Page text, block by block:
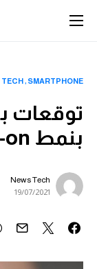
SMARTPHONE
TECH
بنمط always-on في الشاشة
News Tech
19/07/2021